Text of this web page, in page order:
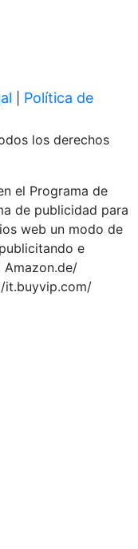
Política de
los derechos
el Programa de
de publicidad para
web un modo de
e
Amazon.de/
it.buyvip.com/